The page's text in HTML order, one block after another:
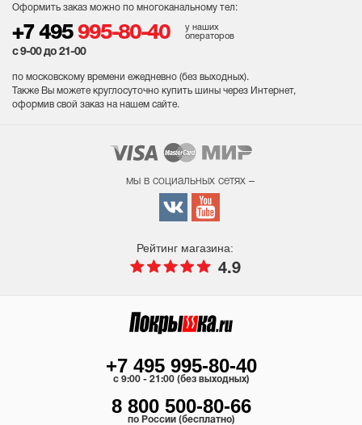
Оформить заказ можно по многоканальному тел:
+7 495 995-80-40
у наших
операторов
с 9-00 до 21-00
по московскому времени ежедневно (без выходных).
Также Вы можете круглосуточно купить шины через Интернет,
оформив свой заказ на нашем сайте.
мы в социальных сетях –
Рейтинг магазина:
4.9
+7 495 995-80-40
c 9:00 - 21:00 (без выходных)
8 800 500-80-66
по России (бесплатно)